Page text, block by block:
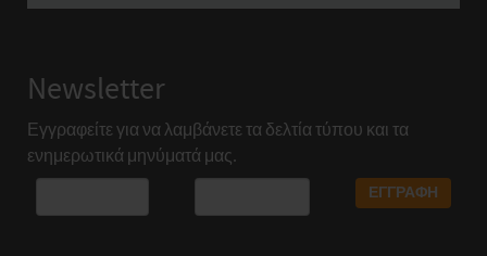
Newsletter
Εγγραφείτε για να λαμβάνετε τα δελτία τύπου και τα
ενημερωτικά μηνύματά μας.